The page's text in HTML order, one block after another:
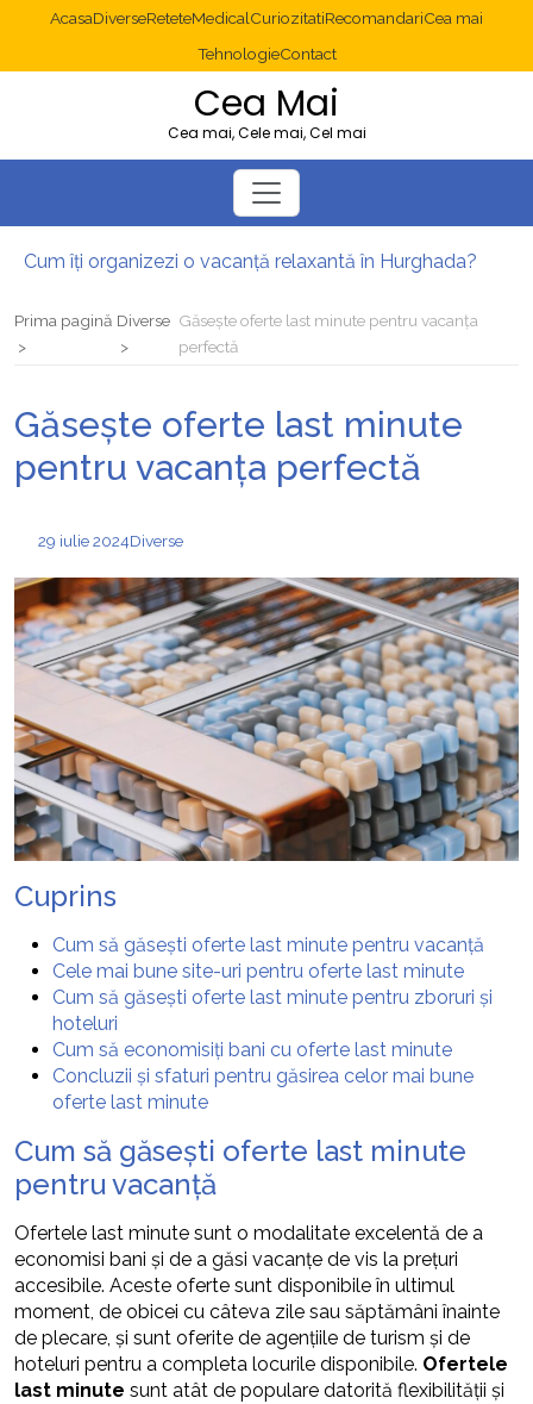
AcasaDiverseReteteMedicalCuriozitatiRecomandariCea mai
TehnologieContact
Cea Mai
Cea mai, Cele mai, Cel mai
Cum îți organizezi o vacanță relaxantă în Hurghada?
Multisite WordPress și Mastodon: cum gestionezi mai multe site-uri
Prima pagină Diverse Găsește oferte last minute pentru vacanța
perfectă
Găsește oferte last minute
pentru vacanța perfectă
29 iulie 2024Diverse
Cuprins
Cum să găsești oferte last minute pentru vacanță
Cele mai bune site-uri pentru oferte last minute
Cum să găsești oferte last minute pentru zboruri și
hoteluri
Cum să economisiți bani cu oferte last minute
Concluzii și sfaturi pentru găsirea celor mai bune
oferte last minute
Cum să găsești oferte last minute
pentru vacanță
Ofertele last minute sunt o modalitate excelentă de a
economisi bani și de a găsi vacanțe de vis la prețuri
accesibile. Aceste oferte sunt disponibile în ultimul
moment, de obicei cu câteva zile sau săptămâni înainte
de plecare, și sunt oferite de agențiile de turism și de
hoteluri pentru a completa locurile disponibile. Ofertele
last minute sunt atât de populare datorită flexibilității și